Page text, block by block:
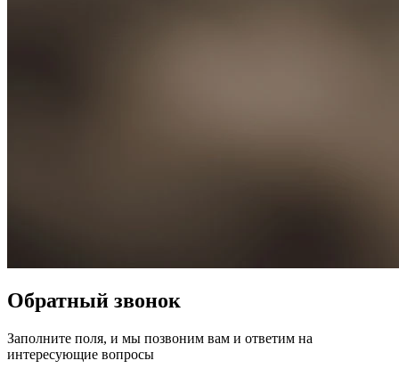
Обратный звонок
Заполните поля, и мы позвоним вам и ответим на
интересующие вопросы